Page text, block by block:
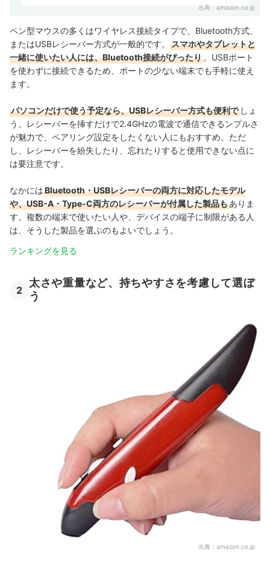
出典： amazon.co.jp
ペン型マウスの多くはワイヤレス接続タイプで、Bluetooth方式、
またはUSBレシーバー方式が一般的です。
スマホやタブレットと
一緒に使いたい人には、Bluetooth接続がぴったり 。USBポート
を使わずに接続できるため、ポートの少ない端末でも手軽に使え
ます。
パソコンだけで使う予定なら、USBレシーバー方式も便利で しょ
う。レシーバーを挿すだけで2.4GHzの電波で通信できるンプルさ
が魅力で、ペアリング設定をしたくない人にもおすすめ。ただ
し、レシーバーを紛失したり、忘れたりすると使用できない点に
は要注意です。
なかにはBluetooth・USBレシーバーの両方に対応したモデル
や、USB-A・Type-C両方のレシーバーが付属した製品もありま
す。複数の端末で使いたい人や、デバイスの端子に制限がある人
は、そうした製品を選ぶのもよいでしょう。
ランキングを見る
2
太さや重量など、持ちやすさを考慮して選ぼ
う
出典： amazon.co.jp